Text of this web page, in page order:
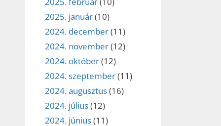
2025. január(10)
2024. december(11)
2024. november(12)
2024. október(12)
2024. szeptember(11)
2024. augusztus(16)
2024. július(12)
2024. június(11)